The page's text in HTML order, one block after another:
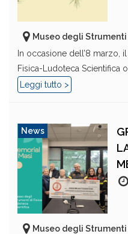
Museo degli Strumenti
In occasione dell’8 marzo,
Fisica-Ludoteca Scientifica
Leggi tutto >
News
Museo degli Strumenti